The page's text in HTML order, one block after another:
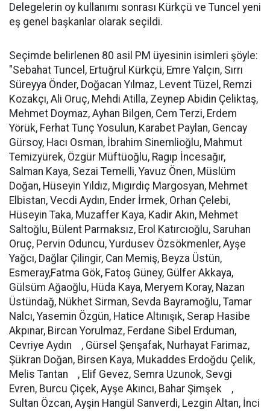
Delegelerin oy kullanımı sonrası Kürkçü ve Tuncel yeni
eş genel başkanlar olarak seçildi.
Seçimde belirlenen 80 asil PM üyesinin isimleri şöyle:
"Sebahat Tuncel, Ertuğrul Kürkçü, Emre Yalçın, Sırrı
Süreyya Önder, Doğacan Yılmaz, Levent Tüzel, Remzi
Kozakçı, Ali Oruç, Mehdi Atilla, Zeynep Abidin Çeliktaş,
Mehmet Doymaz, Ayhan Bilgen, Cem Terzi, Erdem
Yörük, Ferhat Tunç Yosulun, Karabet Paylan, Gencay
Gürsoy, Hacı Osman, İbrahim Sinemlioğlu, Mahmut
Temizyürek, Özgür Müftüoğlu, Ragıp İncesağır,
Salman Kaya, Sezai Temelli, Yavuz Önen, Müslüm
Doğan, Hüseyin Yıldız, Mıgırdiç Margosyan, Mehmet
Elbistan, Vecdi Aydın, Ender İrmek, Orhan Çelebi,
Hüseyin Taka, Muzaffer Kaya, Kadir Akın, Mehmet
Saltoğlu, Bülent Parmaksız, Erol Katırcıoğlu, Saruhan
Oruç, Pervin Oduncu, Yurdusev Özsökmenler, Ayşe
Yağcı, Dağlar Çilingir, Can Memiş, Beyza Üstün,
Esmeray,Fatma Gök, Fatoş Güney, Gülfer Akkaya,
Gülsüm Ağaoğlu, Hüda Kaya, Meryem Koray, Nazan
Üstündağ, Nükhet Sirman, Sevda Bayramoğlu, Tamar
Nalcı, Yasemin Özgün, Hatice Altınışık, Serap Hasibe
Akpınar, Bircan Yorulmaz, Ferdane Sibel Erduman,
Cevriye Aydın , Gürsel Şenşafak, Nurhayat Farimaz,
Şükran Doğan, Birsen Kaya, Mukaddes Erdoğdu Çelik,
Melis Tantan , Elif Gevez, Semra Uzunok, Sevgi
Evren, Burcu Çiçek, Ayşe Akıncı, Bahar Şimşek ,
Sultan Özcan, Ayşin Hangül Sanverdi, Lezgin Altan, İnci